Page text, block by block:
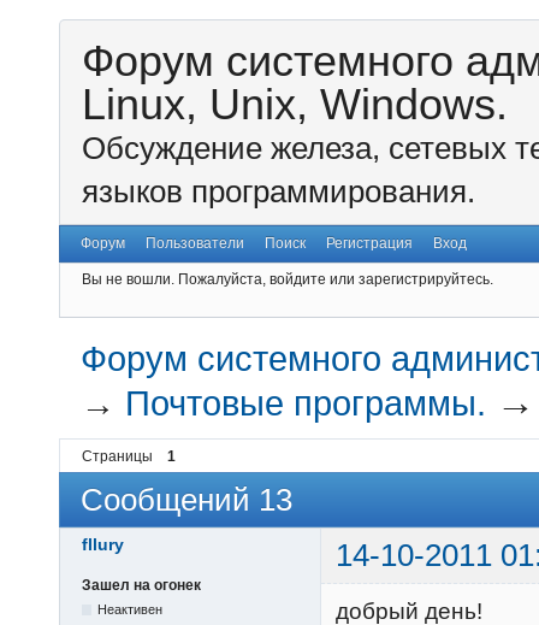
Форум системного
Linux, Unix, Windows.
Обсуждение железа, сетевых
языков программирования.
Форум Пользователи Поиск Регистрация Вход
Вы не вошли. Пожалуйста, войдите или зарегистрируйтесь.
Форум системного
→ Почтовые программы.
Страницы 1
Сообщений 13
fllury 14-10-2011
Зашел на огонек
Неактивен
добрый день!